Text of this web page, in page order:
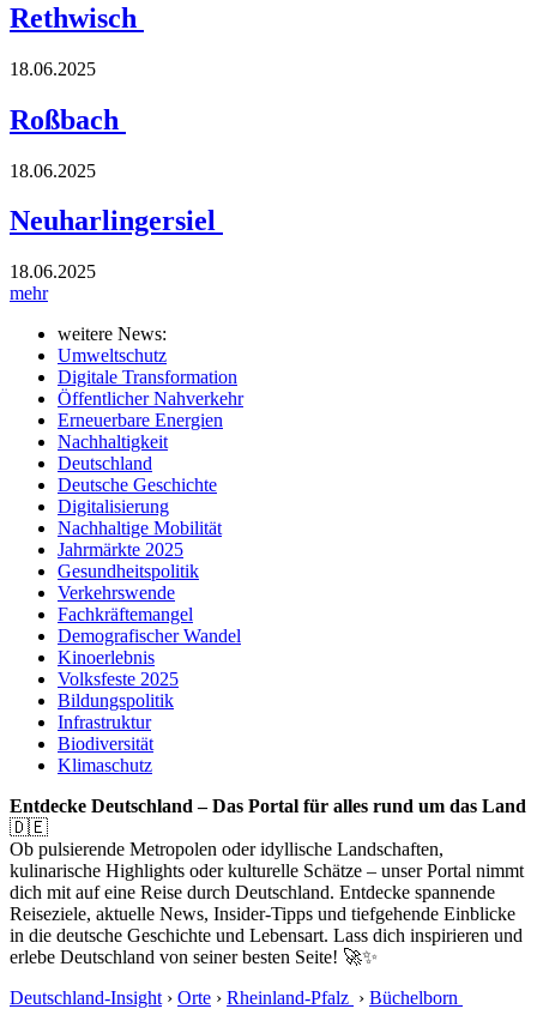
Rethwisch
18.06.2025
Roßbach
18.06.2025
Neuharlingersiel
18.06.2025
mehr
weitere News:
Umweltschutz
Digitale Transformation
Öffentlicher Nahverkehr
Erneuerbare Energien
Nachhaltigkeit
Deutschland
Deutsche Geschichte
Digitalisierung
Nachhaltige Mobilität
Jahrmärkte 2025
Gesundheitspolitik
Verkehrswende
Fachkräftemangel
Demografischer Wandel
Kinoerlebnis
Volksfeste 2025
Bildungspolitik
Infrastruktur
Biodiversität
Klimaschutz
Entdecke Deutschland – Das Portal für alles rund um das Land
🇩🇪
Ob pulsierende Metropolen oder idyllische Landschaften,
kulinarische Highlights oder kulturelle Schätze – unser Portal nimmt
dich mit auf eine Reise durch Deutschland. Entdecke spannende
Reiseziele, aktuelle News, Insider-Tipps und tiefgehende Einblicke
in die deutsche Geschichte und Lebensart. Lass dich inspirieren und
erlebe Deutschland von seiner besten Seite! 🚀✨
Deutschland-Insight › Orte › Rheinland-Pfalz › Büchelborn